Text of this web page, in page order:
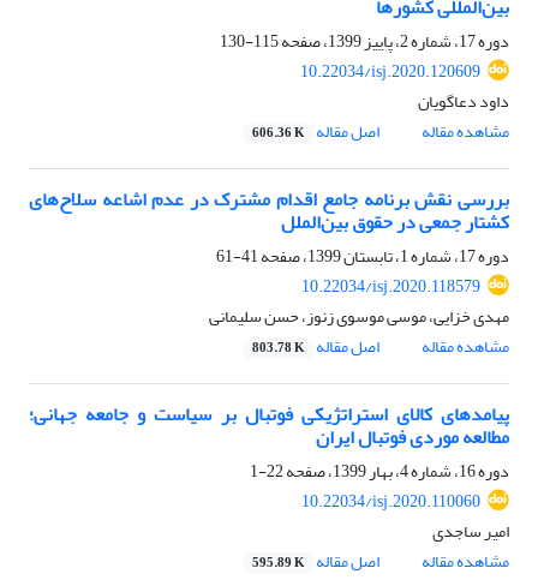
بین‌المللی کشور‌ها
دوره 17، شماره 2، پاییز 1399، صفحه
115-130
10.22034/isj.2020.120609
داود دعاگویان
مشاهده مقاله
اصل مقاله 606.36 K
بررسی نقش برنامه جامع اقدام مشترک در عدم اشاعه سلاح‌های
کشتار جمعی در حقوق بین‌الملل
دوره 17، شماره 1، تابستان 1399، صفحه
41-61
10.22034/isj.2020.118579
مهدی خزایی، موسی موسوی زنوز، حسن سلیمانی
مشاهده مقاله
اصل مقاله 803.78 K
پیامدهای کالای استراتژیکی فوتبال بر سیاست و جامعه جهانی؛
مطالعه موردی فوتبال ایران
دوره 16، شماره 4، بهار 1399، صفحه
22-1
10.22034/isj.2020.110060
امیر ساجدی
مشاهده مقاله
اصل مقاله 595.89 K